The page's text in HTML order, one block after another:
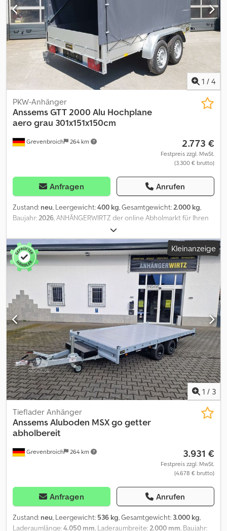
1 / 4
Grevenbroich 264 km
PKW-Anhänger
AnssemsGTT 2000 Alu Hochplane
aero grau 301x151x150cm
2.773 €
Festpreis zzgl. MwSt.
(3.300 € brutto)
Anfragen Anrufen
Zustand: neu, Leergewicht:400 kg, Gesamtgewicht:2.000 kg,
Baujahr:2026, ANHÄNGERWIRTZ der online Abholmarkt für Ihren
neuen Anhänger bietet starke Markenfabrikate! über 700
Neuanhänger auf Lager über 130 gebrauchte Anhänger ständig
im Angebot Verkauf rund um die Uhr über unseren Onlineshop
auf trailershop de unverbindliches Beispiel: Aktion ALULINER
PLANEN ANHÄNGER GTT 2000 301X151X150CM PLANE GRAU
SCHRÄG (M) 2000KG AKTION Tieflader offener Kasten GTT 2000
301x151x30cm Tandem Tieflader Fahrgestell gebremst mit V
Deichsel durchgehend, Alubordwände eloxiert, Spriegel Stahl mit
Plane ( aero) für Innenhöhe 150cm lose zur Selbstmontage, Sieke
für Zurrösen innen und aussen, Zurrösen aussen feststehend,
moderne 12V Beleuchtung Stecker 13 Pol., Stützrad..... viele
Varianten sofort verfügbar Verkauf telefonisch oder mit Termin
vor Ort zu unseren Öffnungszeiten Öffnungszeiten Verkauf : MO.
- FR. 08. 00 - 12. 30 UHR & 14. 00 - 18. 00 UHR oder rund um die Uhr
über unseren Onlineshop auf trailershop de Inhalt und Bilder
unterliegen dem Urheberrecht - Logos Markenschutz 07/26
Crsdpfjzcur Sox Ab Hef
Kleinanzeige
1 / 3
Grevenbroich 264 km
Tieflader Anhänger
AnssemsAluboden MSX go getter
abholbereit
3.931 €
Festpreis zzgl. MwSt.
(4.678 € brutto)
Anfragen Anrufen
Zustand: neu, Leergewicht: 536 kg, Gesamtgewicht: 3.000 kg,
Laderaumlänge:4.050 mm , Laderaumbreite: 2.000 mm , Baujahr: